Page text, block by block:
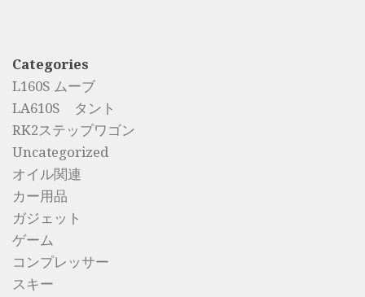
Categories
L160S ムーブ
LA610S タント
RK2ステップワゴン
Uncategorized
オイル関連
カー用品
ガジェット
ゲーム
コンプレッサー
スキー